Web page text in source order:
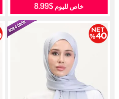
خاص لليوم $8.99